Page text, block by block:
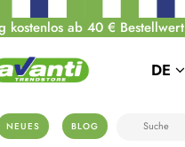
kostenlos ab 40 € Bestellwert
NEUES BLOG
DE